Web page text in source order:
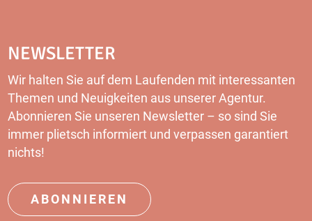
NEWSLETTER
Wir halten Sie auf dem Laufenden mit interessanten
Themen und Neuigkeiten aus unserer Agentur.
Abonnieren Sie unseren Newsletter – so sind Sie
immer plietsch informiert und verpassen garantiert
nichts!
ABONNIEREN